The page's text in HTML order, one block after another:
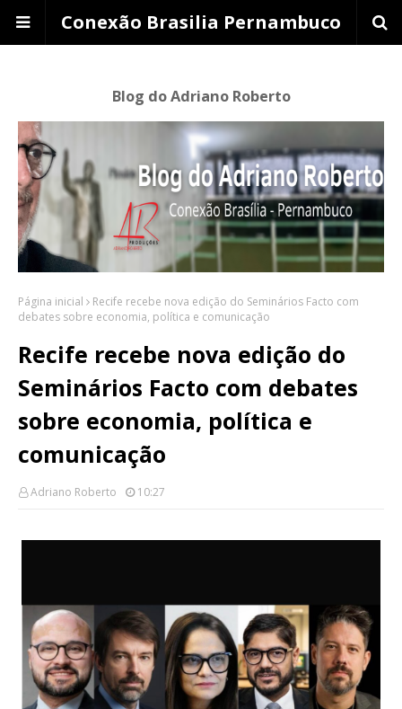
Conexão Brasilia Pernambuco
Blog do Adriano Roberto
Página inicial
Recife recebe nova edição do Seminários Facto com
debates sobre economia, política e comunicação
Recife recebe nova edição do
Seminários Facto com debates
sobre economia, política e
comunicação
Adriano Roberto 10:27